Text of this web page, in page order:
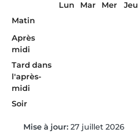
Lun Mar Mer Jeu
Matin
Après
midi
Tard dans
l'après-
midi
Soir
Mise à jour: 27 juillet 2026